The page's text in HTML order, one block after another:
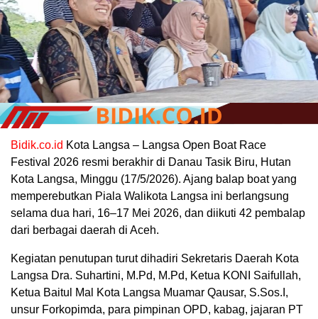
Bidik.co.id Kota Langsa – Langsa Open Boat Race
Festival 2026 resmi berakhir di Danau Tasik Biru, Hutan
Kota Langsa, Minggu (17/5/2026). Ajang balap boat yang
memperebutkan Piala Walikota Langsa ini berlangsung
selama dua hari, 16–17 Mei 2026, dan diikuti 42 pembalap
dari berbagai daerah di Aceh.
Kegiatan penutupan turut dihadiri Sekretaris Daerah Kota
Langsa Dra. Suhartini, M.Pd, M.Pd, Ketua KONI Saifullah,
Ketua Baitul Mal Kota Langsa Muamar Qausar, S.Sos.I,
unsur Forkopimda, para pimpinan OPD, kabag, jajaran PT